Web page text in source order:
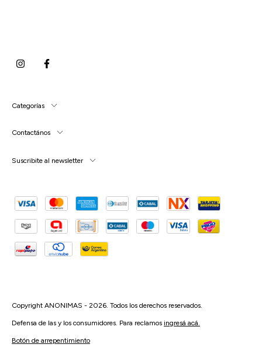
Categorías
Contactános
Suscribite al newsletter
Copyright ANONIMAS - 2026. Todos los derechos reservados.
Defensa de las y los consumidores. Para reclamos ingresá acá.
Botón de arrepentimiento